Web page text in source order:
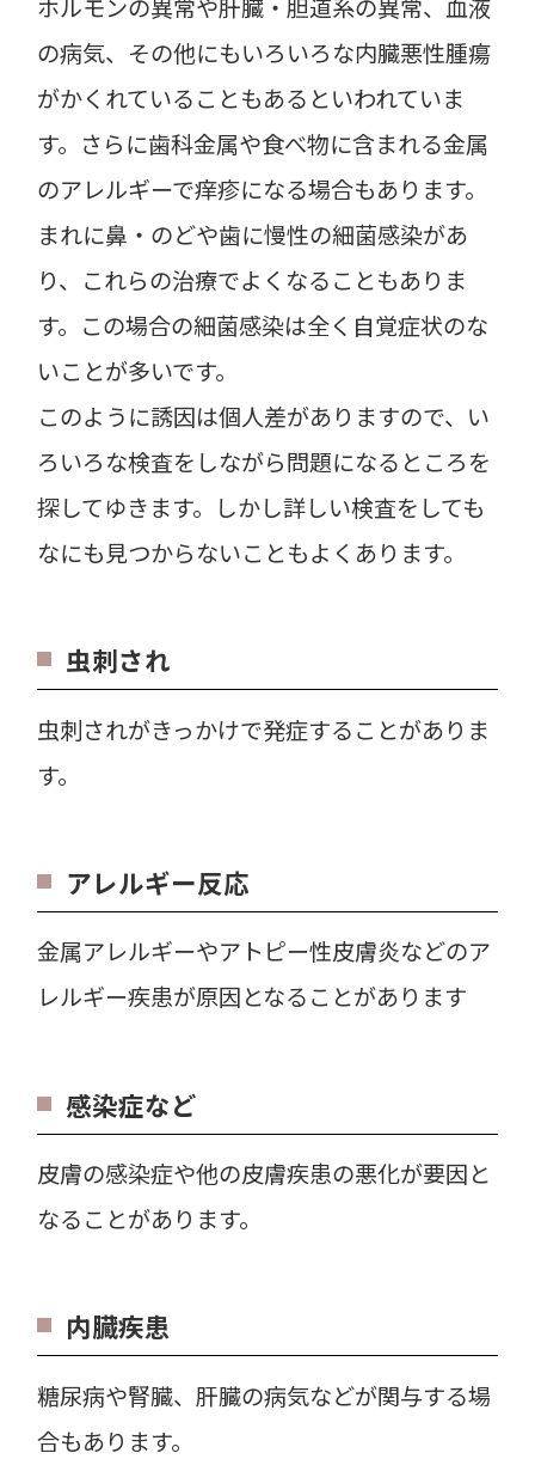
ホルモンの異常や肝臓・胆道系の異常、血液
の病気、その他にもいろいろな内臓悪性腫瘍
がかくれていることもあるといわれていま
す。さらに歯科金属や食べ物に含まれる金属
のアレルギーで痒疹になる場合もあります。
まれに鼻・のどや歯に慢性の細菌感染があ
り、これらの治療でよくなることもありま
す。この場合の細菌感染は全く自覚症状のな
いことが多いです。
このように誘因は個人差がありますので、い
ろいろな検査をしながら問題になるところを
探してゆきます。しかし詳しい検査をしても
なにも見つからないこともよくあります。
虫刺され
虫刺されがきっかけで発症することがありま
す。
アレルギー反応
金属アレルギーやアトピー性皮膚炎などのア
レルギー疾患が原因となることがあります
感染症など
皮膚の感染症や他の皮膚疾患の悪化が要因と
なることがあります。
内臓疾患
糖尿病や腎臓、肝臓の病気などが関与する場
合もあります。